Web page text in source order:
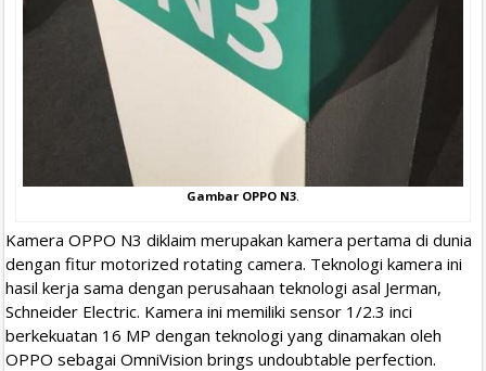
Gambar OPPO N3
Kamera OPPO N3 diklaim merupakan kamera pertama di dunia
dengan fitur motorized rotating camera. Teknologi kamera ini
hasil kerja sama dengan perusahaan teknologi asal Jerman,
Schneider Electric. Kamera ini memiliki sensor 1/2.3 inci
berkekuatan 16 MP dengan teknologi yang dinamakan oleh
OPPO sebagai OmniVision brings undoubtable perfection.